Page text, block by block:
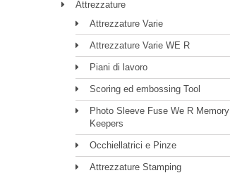
Attrezzature
Attrezzature Varie
Attrezzature Varie WE R
Piani di lavoro
Scoring ed embossing Tool
Photo Sleeve Fuse We R Memory
Keepers
Occhiellatrici e Pinze
Attrezzature Stamping